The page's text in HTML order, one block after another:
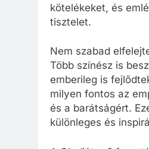
kötelékeket, és
tisztelet.
Nem szabad
Több színész is
emberileg is
milyen fontos az
és a barátságért.
különleges és